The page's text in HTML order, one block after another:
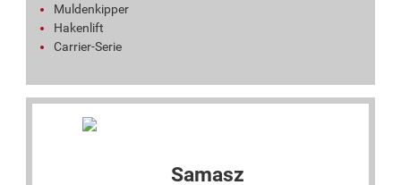
Muldenkipper
Hakenlift
Carrier-Serie